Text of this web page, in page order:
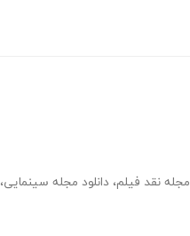
مجله نقد فیلم، دانلود مجله سینمایی،